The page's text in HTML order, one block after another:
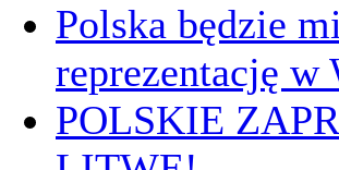
Polska będzie
reprezentację
POLSKIE